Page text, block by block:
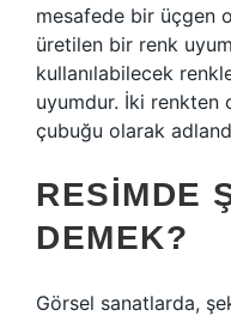
mesafede bir üçgen
üretilen bir renk
kullanılabilecek
uyumdur. İki renkten
çubuğu olarak
RESIMDE
DEMEK?
Görsel sanatlarda,